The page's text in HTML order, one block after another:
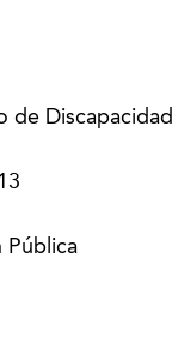
de Discapacidad
Pública